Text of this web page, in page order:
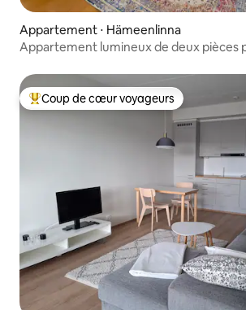
Appartement ⋅ Hämeenlinna
Appartement lumineux de deux pièces
Coups de cœur voyageurs les plus
Coup de cœur voyageurs